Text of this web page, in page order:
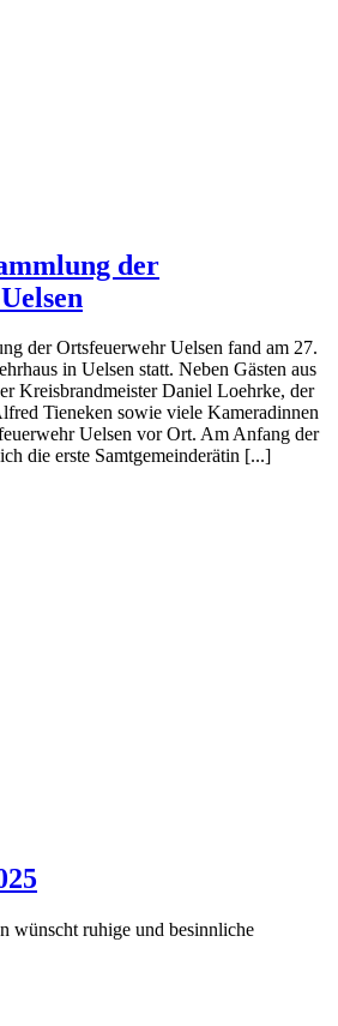
der
der Ortsfeuerwehr Uelsen fand am 27.
in Uelsen statt. Neben Gästen aus
Kreisbrandmeister Daniel Loehrke, der
Tieneken sowie viele Kameradinnen
Uelsen vor Ort. Am Anfang der
die erste Samtgemeinderätin [...]
wünscht ruhige und besinnliche